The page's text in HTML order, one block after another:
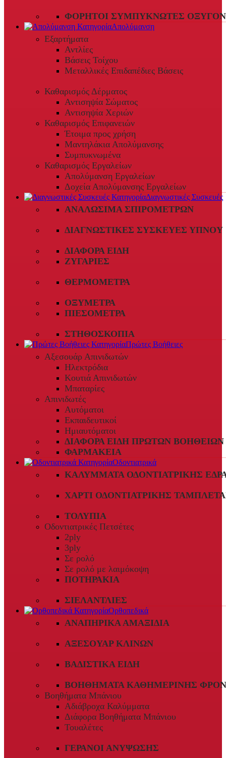
ΦΟΡΗΤΟΊ ΣΥΜΠΥΚΝΩΤΈΣ
Απολύμανση
Εξαρτήματα
Αντλίες
Βάσεις Τοίχου
Μεταλλικές Επιδαπέδιες Βάσεις
Καθαρισμός Δέρματος
Αντισηψία Σώματος
Αντισηψία Χεριών
Καθαρισμός Επιφανειών
Έτοιμα προς χρήση
Μαντηλάκια Απολύμανσης
Συμπυκνωμένα
Καθαρισμός Εργαλείων
Απολύμανση Εργαλείων
Δοχεία Απολύμανσης Εργαλείων
Διαγνωστικές Συσκευές
ΑΝΑΛΏΣΙΜΑ ΣΠΙΡΟΜΈΤΡΩΝ
ΔΙΑΓΝΩΣΤΙΚΈΣ ΣΥΣΚΕΥΈΣ ΎΠΝΟΥ
ΔΙΆΦΟΡΑ ΕΊΔΗ
ΖΥΓΑΡΙΈΣ
ΘΕΡΜΌΜΕΤΡΑ
ΟΞΎΜΕΤΡΑ
ΠΙΕΣΌΜΕΤΡΑ
ΣΤΗΘΟΣΚΌΠΙΑ
Πρώτες Βοήθειες
Αξεσουάρ Απινιδωτών
Ηλεκτρόδια
Κουτιά Απινιδωτών
Μπαταρίες
Απινιδωτές
Αυτόματοι
Εκπαιδευτικοί
Ημιαυτόματοι
ΔΙΆΦΟΡΑ ΕΊΔΗ ΠΡΏΤΩΝ ΒΟΗΘΕΙΏΝ
ΦΑΡΜΑΚΕΊΑ
Οδοντιατρικά
ΚΑΛΎΜΜΑΤΑ ΟΔΟΝΤΙΑΤΡΙΚΉΣ
ΧΑΡΤΊ ΟΔΟΝΤΙΑΤΡΙΚΉΣ
ΤΟΛΎΠΙΑ
Οδοντιατρικές Πετσέτες
2ply
3ply
Σε ρολό
Σε ρολό με λαιμόκοψη
ΠΟΤΗΡΆΚΙΑ
ΣΙΕΛΑΝΤΛΊΕΣ
Ορθοπεδικά
ΑΝΑΠΗΡΙΚΆ ΑΜΑΞΊΔΙΑ
ΑΞΕΣΟΥΆΡ ΚΛΙΝΏΝ
ΒΑΔΙΣΤΙΚΆ ΕΊΔΗ
ΒΟΗΘΉΜΑΤΑ ΚΑΘΗΜΕΡΙΝΉΣ
Βοηθήματα Μπάνιου
Αδιάβροχα Καλύμματα
Διάφορα Βοηθήματα Μπάνιου
Τουαλέτες
ΓΕΡΑΝΟΊ ΑΝΎΨΩΣΗΣ